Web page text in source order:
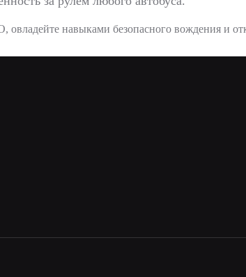
навыками безопасного вождения и